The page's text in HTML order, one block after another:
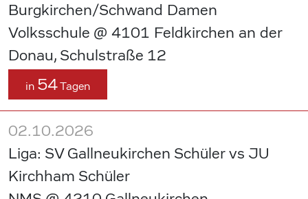
Burgkirchen/Schwand Damen
Volksschule @ 4101 Feldkirchen an der
Donau, Schulstraße 12
in 54Tagen
02.10.2026
Liga: SV Gallneukirchen Schüler vs JU
Kirchham Schüler